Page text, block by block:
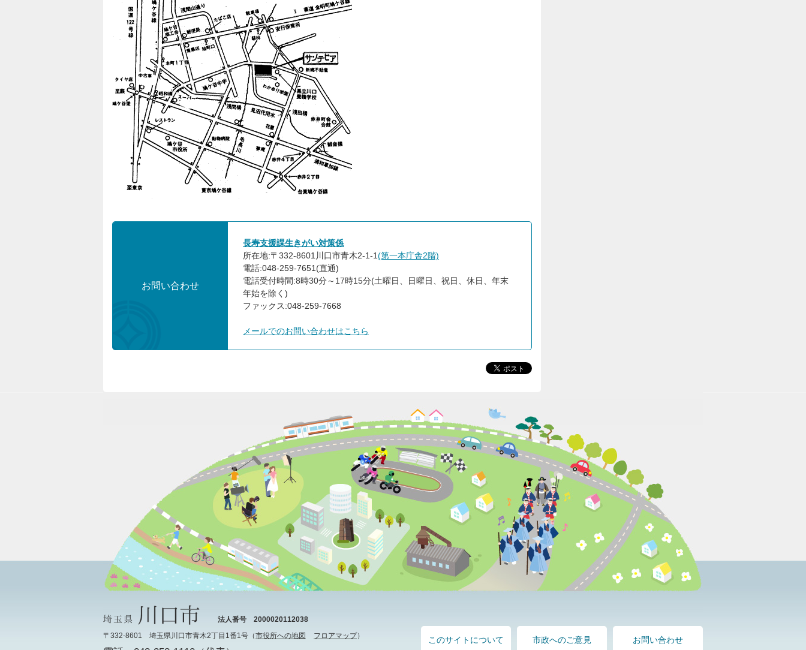
お問い合わせ
長寿支援課生きがい対策係
所在地:〒332-8601川口市青木2-1-1(第一本庁舎2階)
電話:048-259-7651(直通)
電話受付時間:8時30分～17時15分(土曜日、日曜日、祝日、休日、年末
年始を除く)
ファックス:048-259-7668
メールでのお問い合わせはこちら
法人番号 2000020112038
〒332-8601 埼玉県川口市青木2丁目1番1号（市役所への地図 フロアマップ） このサイトについて 市政へのご意見 お問い合わせ